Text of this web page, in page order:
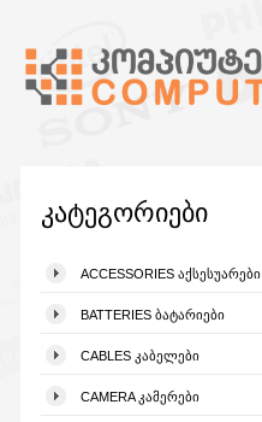
კატეგორიები
ACCESSORIES ᲐᲥᲡᲔᲡᲣᲐᲠᲔᲑᲘ
BATTERIES ᲑᲐᲢᲐᲠᲘᲔᲑᲘ
CABLES ᲙᲐᲑᲔᲚᲔᲑᲘ
CAMERA ᲙᲐᲛᲔᲠᲔᲑᲘ